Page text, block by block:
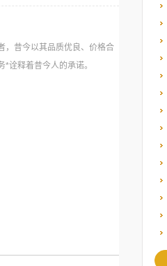
，昔今以其品质优良、价格合
诠释着昔今人的承诺。